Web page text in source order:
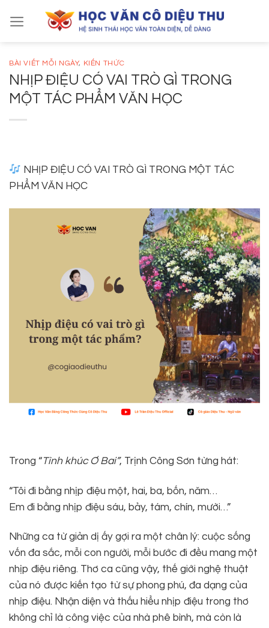
BÀI VIẾT MỖI NGÀY, KIẾN THỨC
NHỊP ĐIỆU CÓ VAI TRÒ GÌ TRONG
MỘT TÁC PHẨM VĂN HỌC
NHỊP ĐIỆU CÓ VAI TRÒ GÌ TRONG MỘT TÁC
PHẨM VĂN HỌC
Trong “Tình khúc Ơ Bai”, Trịnh Công Sơn từng hát:
“Tôi đi bằng nhịp điệu một, hai, ba, bốn, năm…
Em đi bằng nhịp điệu sáu, bảy, tám, chín, mười…”
Những ca từ giản dị ấy gợi ra một chân lý: cuộc sống
vốn đa sắc, mỗi con người, mỗi bước đi đều mang một
nhịp điệu riêng. Thơ ca cũng vậy, thế giới nghệ thuật
của nó được kiến tạo từ sự phong phú, đa dạng của
nhịp điệu. Nhận diện và thấu hiểu nhịp điệu trong thơ
không chỉ là công việc của nhà phê bình, mà còn là